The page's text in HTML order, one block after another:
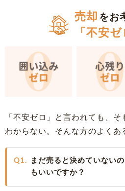
売却 をお
「不安ゼ
「不安ゼロ」と言われても、
わからない。そんな方のよくあ
Q1.
まだ売ると決めていない
もいいですか？